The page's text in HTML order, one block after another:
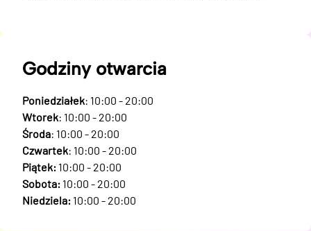
Godziny otwarcia
Poniedziałek: 10:00 - 20:00
Wtorek: 10:00 - 20:00
Środa: 10:00 - 20:00
Czwartek: 10:00 - 20:00
Piątek: 10:00 - 20:00
Sobota: 10:00 - 20:00
Niedziela: 10:00 - 20:00